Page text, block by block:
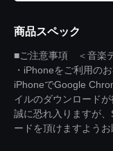
商品スペック
■ご注意事項 ＜音楽
・iPhoneをご利用の
iPhoneでGoogle
イルのダウンロードが
誠に恐れ入りますが
ードを頂けますようお